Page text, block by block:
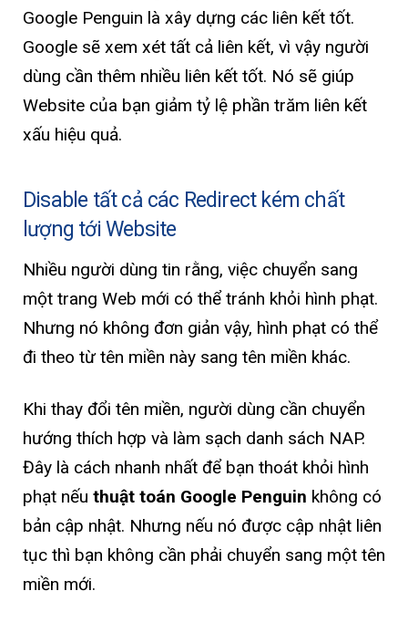
Google Penguin là xây dựng các liên kết tốt.
Google sẽ xem xét tất cả liên kết, vì vậy người
dùng cần thêm nhiều liên kết tốt. Nó sẽ giúp
Website của bạn giảm tỷ lệ phần trăm liên kết
xấu hiệu quả.
Disable tất cả các Redirect kém chất
lượng tới Website
Nhiều người dùng tin rằng, việc chuyển sang
một trang Web mới có thể tránh khỏi hình phạt.
Nhưng nó không đơn giản vậy, hình phạt có thể
đi theo từ tên miền này sang tên miền khác.
Khi thay đổi tên miền, người dùng cần chuyển
hướng thích hợp và làm sạch danh sách NAP.
Đây là cách nhanh nhất để bạn thoát khỏi hình
phạt nếu thuật toán Google Penguin không có
bản cập nhật. Nhưng nếu nó được cập nhật liên
tục thì bạn không cần phải chuyển sang một tên
miền mới.